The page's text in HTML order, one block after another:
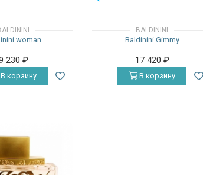
woman
230 ₽
В корзину
BALDININI
Baldinini Gimmy
17 420 ₽
В корзину